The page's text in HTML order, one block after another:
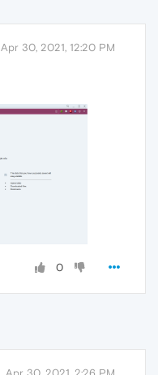
Apr 30, 2021, 12:20 PM
0